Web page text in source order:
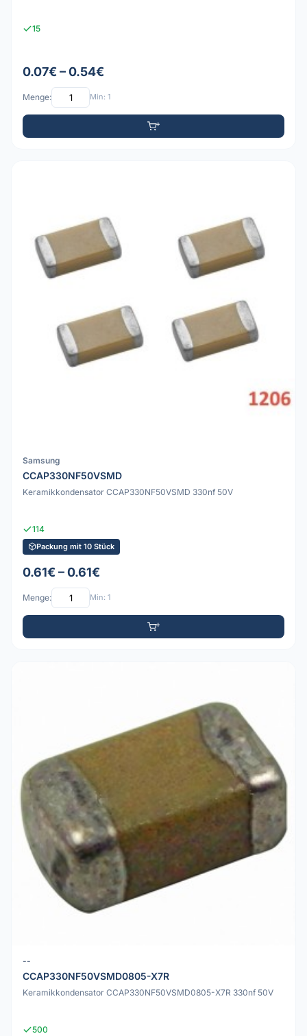
15
0.07€ – 0.54€
Menge: Min: 1
Samsung
CCAP330NF50VSMD
Keramikkondensator CCAP330NF50VSMD 330nf 50V
114
Packung mit 10 Stück
0.61€ – 0.61€
Menge: Min: 1
--
CCAP330NF50VSMD0805-X7R
Keramikkondensator CCAP330NF50VSMD0805-X7R 330nf 50V
500